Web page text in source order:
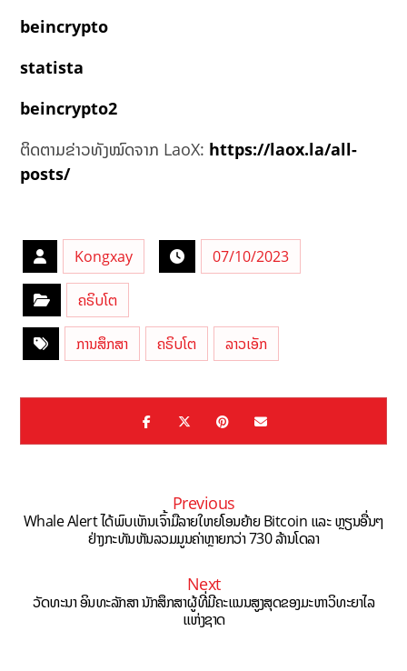
beincrypto
statista
beincrypto2
ຕິດຕາມຂ່າວທັງໝົດຈາກ LaoX: https://laox.la/all-
posts/
Kongxay 07/10/2023
ຄຣິບໂຕ
ການສຶກສາ ຄຣິບໂຕ ລາວເອັກ
Previous
Whale Alert ໄດ້ພົບເຫັນເຈົ້າມືລາຍໃຫຍ່ໂອນຍ້າຍ Bitcoin ແລະ ຫຼຽນອື່ນໆ
ຢ່າງກະທັນຫັນລວມມູນຄ່າຫຼາຍກວ່າ 730 ລ້ານໂດລາ
Next
ວັດທະນາ ອິນທະລັກສາ ນັກສຶກສາຜູ້ທີ່ມີຄະແນນສູງສຸດຂອງມະຫາວິທະຍາໄລ
ແຫ່ງຊາດ